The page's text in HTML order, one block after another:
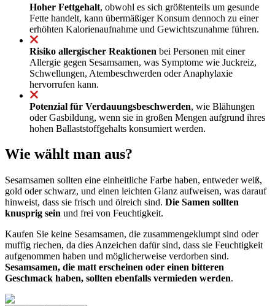
Hoher Fettgehalt, obwohl es sich größtenteils um gesunde
Fette handelt, kann übermäßiger Konsum dennoch zu einer
erhöhten Kalorienaufnahme und Gewichtszunahme führen.
Risiko allergischer Reaktionen bei Personen mit einer
Allergie gegen Sesamsamen, was Symptome wie Juckreiz,
Schwellungen, Atembeschwerden oder Anaphylaxie
hervorrufen kann.
Potenzial für Verdauungsbeschwerden, wie Blähungen
oder Gasbildung, wenn sie in großen Mengen aufgrund ihres
hohen Ballaststoffgehalts konsumiert werden.
Wie wählt man aus?
Sesamsamen sollten eine einheitliche Farbe haben, entweder weiß,
gold oder schwarz, und einen leichten Glanz aufweisen, was darauf
hinweist, dass sie frisch und ölreich sind. Die Samen sollten
knusprig sein und frei von Feuchtigkeit.
Kaufen Sie keine Sesamsamen, die zusammengeklumpt sind oder
muffig riechen, da dies Anzeichen dafür sind, dass sie Feuchtigkeit
aufgenommen haben und möglicherweise verdorben sind.
Sesamsamen, die matt erscheinen oder einen bitteren
Geschmack haben, sollten ebenfalls vermieden werden.